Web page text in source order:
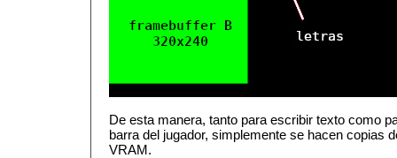
De esta manera, tanto para escribir texto como
barra del jugador, simplemente se hacen copias
VRAM.